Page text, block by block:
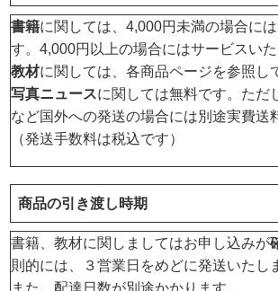
書籍に関しては、4,000円未満の場合に
す。4,000円以上の場合にはサービスいた
教材に関しては、各商品ページを参照し
写真ニュースに関しては無料です。ただ
など国外への発送の場合には別途実費送
（発送手数料は税込です）
商品の引き渡し時期
書籍、教材に関しましてはお申し込みが
則的には、３営業日をめどに発送いたし
また、配達日数が別途かかります。